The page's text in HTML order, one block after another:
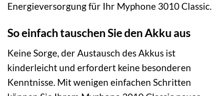
Energieversorgung für Ihr Myphone 3010 Classic.
So einfach tauschen Sie den Akku aus
Keine Sorge, der Austausch des Akkus ist
kinderleicht und erfordert keine besonderen
Kenntnisse. Mit wenigen einfachen Schritten